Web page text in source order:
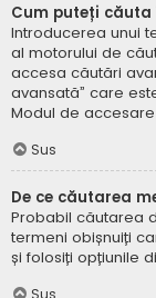
Cum puteți
Introducerea unui
al motorului de
accesa căutări
avansată” care
Modul de
Sus
De ce căutarea
Probabil căutarea
termeni obișnuiți
și folosiți opțiunile